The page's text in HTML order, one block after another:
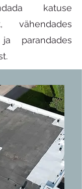
katuse
vähendades
parandades